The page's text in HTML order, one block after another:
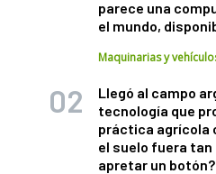
parece una
el mundo,
Maquinarias y
Llegó al campo
tecnología que
práctica agrícola
el suelo fuera
apretar un botón?